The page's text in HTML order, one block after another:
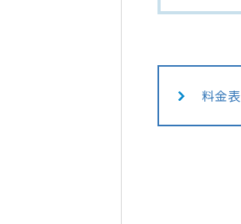
料金表